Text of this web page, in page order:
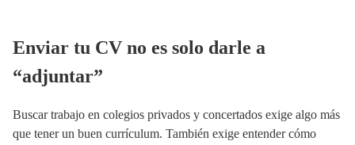
Enviar tu CV no es solo darle a
“adjuntar”
Buscar trabajo en colegios privados y concertados exige algo más
que tener un buen currículum. También exige entender cómo